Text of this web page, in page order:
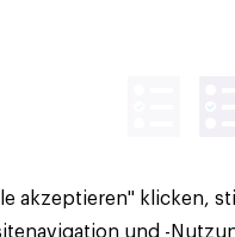
vorbehalten.
akzeptieren" klicken,
und -